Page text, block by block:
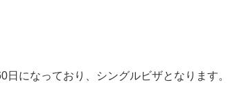
になっており、シングルビザとなります。